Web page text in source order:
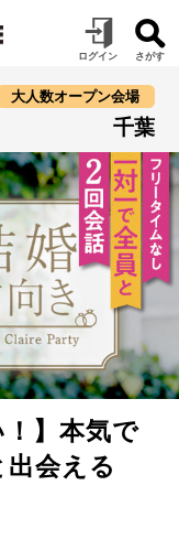
大人数オープン会場
千葉
！】本気で
会える